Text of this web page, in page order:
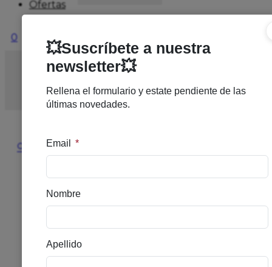
Ofertas
0
Inicio/ SOLARES/SOLAR ALTO
TRANSP SPR WET SKIN F50+100M
🔍